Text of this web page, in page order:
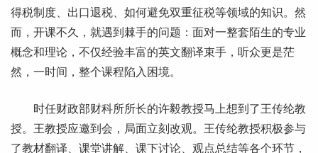
得税制度、出口退税、如何避免双重征税等领域的知识。然
而，开课不久，就遇到棘手的问题：面对一整套陌生的专业
概念和理论，不仅经验丰富的英文翻译束手，听众更是茫
然，一时间，整个课程陷入困境。
时任财政部财科所所长的许毅教授马上想到了王传纶教
授。王教授应邀到会，局面立刻改观。王传纶教授积极参与
了教材翻译、课堂讲解、课下讨论、观点总结等各个环节，